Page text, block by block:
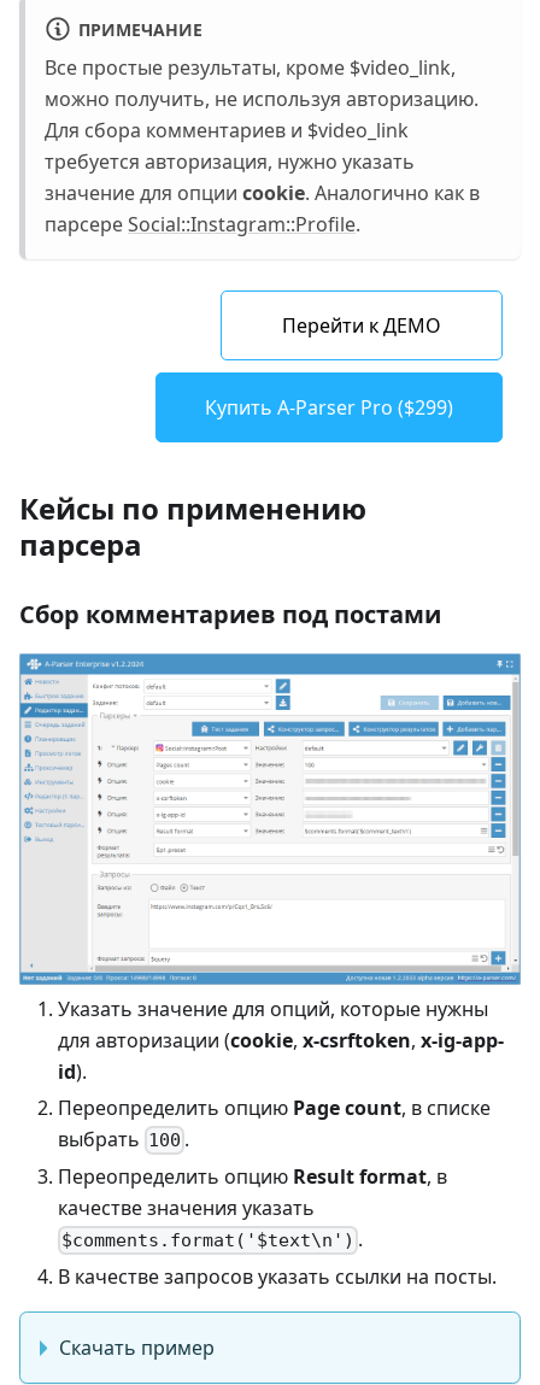
ПРИМЕЧАНИЕ
Все простые результаты, кроме $video_link,
можно получить, не используя авторизацию.
Для сбора комментариев и $video_link
требуется авторизация, нужно указать
значение для опции cookie. Аналогично как в
парсереSocial::Instagram::Profile.
Перейти к ДЕМО
Купить A-Parser Pro ($299)
Кейсы по применению
парсера
Сбор комментариев под постами
Указать значение для опций, которые нужны
для авторизации (cookie, x-csrftoken, x-ig-app-
id).
Переопределить опцию Page count, в списке
выбрать 100 .
Переопределить опцию Result format, в
качестве значения указать
$comments.format('$text\n') .
В качестве запросов указать ссылки на посты.
Скачать пример